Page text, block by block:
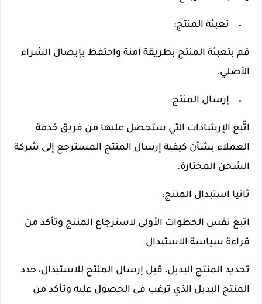
تعبئة المنتج:
قم بتعبئة المنتج بطريقة آمنة واحتفظ بإيصال الشراء
الأصلي.
إرسال المنتج:
اتّبع الإرشادات التي ستحصل عليها من فريق خدمة
العملاء بشأن كيفية إرسال المنتج المسترجع إلى شركة
الشحن المختارة.
ثانيا استبدال المنتج:
اتبع نفس الخطوات الأولى لاسترجاع المنتج وتأكد من
قراءة سياسة الاستبدال.
تحديد المنتج البديل، قبل إرسال المنتج للاستبدال، حدد
المنتج البديل الذي ترغب في الحصول عليه وتأكد من